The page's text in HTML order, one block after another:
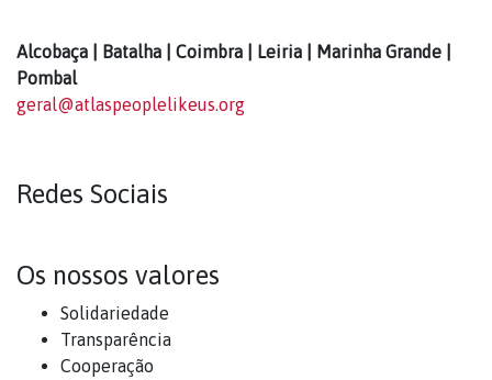
Alcobaça | Batalha | Coimbra | Leiria | Marinha Grande |
Pombal
geral@atlaspeoplelikeus.org
Redes Sociais
Os nossos valores
Solidariedade
Transparência
Cooperação